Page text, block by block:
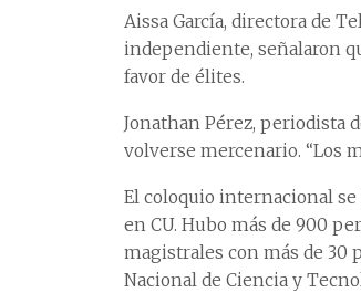
Aissa García, directora de
independiente, señalaron
favor de élites.
Jonathan Pérez, periodista
volverse mercenario. “Los
El coloquio internacional
en CU. Hubo más de 900
magistrales con más de 30
Nacional de Ciencia y